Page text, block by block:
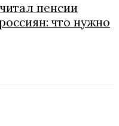
пенсии
что нужно